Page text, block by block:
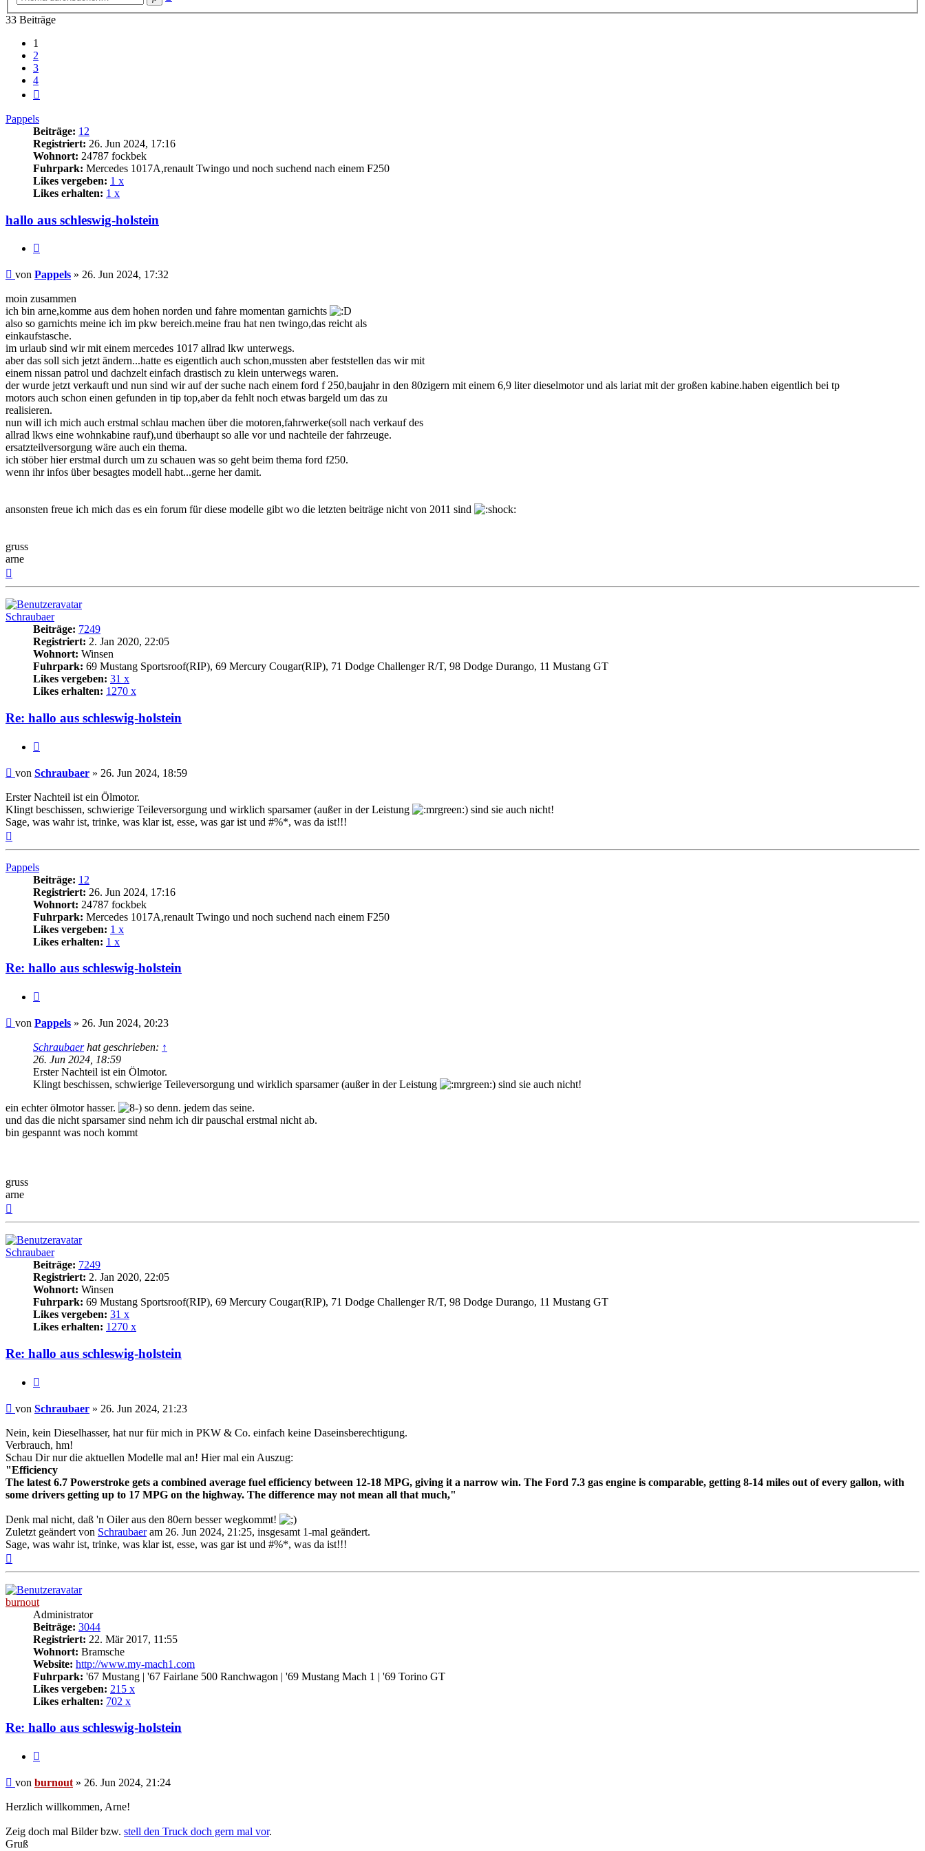
33 Beiträge
1
2
3
4
Pappels
Beiträge: 12
Registriert: 26. Jun 2024, 17:16
Wohnort: 24787 fockbek
Fuhrpark: Mercedes 1017A,renault Twingo und noch suchend nach einem F250
Likes vergeben: 1 x
Likes erhalten: 1 x
hallo aus schleswig-holstein
Beitrag
von Pappels » 26. Jun 2024, 17:32
moin zusammen
ich bin arne,komme aus dem hohen norden und fahre momentan garnichts
also so garnichts meine ich im pkw bereich.meine frau hat nen twingo,das reicht als
einkaufstasche.
im urlaub sind wir mit einem mercedes 1017 allrad lkw unterwegs.
aber das soll sich jetzt ändern...hatte es eigentlich auch schon,mussten aber feststellen das wir mit
einem nissan patrol und dachzelt einfach drastisch zu klein unterwegs waren.
der wurde jetzt verkauft und nun sind wir auf der suche nach einem ford f 250,baujahr in den 80zigern mit einem 6,9 liter dieselmotor und als lariat mit der großen kabine.haben eigentlich bei tp
motors auch schon einen gefunden in tip top,aber da fehlt noch etwas bargeld um das zu
realisieren.
nun will ich mich auch erstmal schlau machen über die motoren,fahrwerke(soll nach verkauf des
allrad lkws eine wohnkabine rauf),und überhaupt so alle vor und nachteile der fahrzeuge.
ersatzteilversorgung wäre auch ein thema.
ich stöber hier erstmal durch um zu schauen was so geht beim thema ford f250.
wenn ihr infos über besagtes modell habt...gerne her damit.
ansonsten freue ich mich das es ein forum für diese modelle gibt wo die letzten beiträge nicht von 2011 sind
gruss
arne
Schraubaer
Beiträge: 7249
Registriert: 2. Jan 2020, 22:05
Wohnort: Winsen
Fuhrpark: 69 Mustang Sportsroof(RIP), 69 Mercury Cougar(RIP), 71 Dodge Challenger R/T, 98 Dodge Durango, 11 Mustang GT
Likes vergeben: 31 x
Likes erhalten: 1270 x
Re: hallo aus schleswig-holstein
Beitrag
von Schraubaer » 26. Jun 2024, 18:59
Erster Nachteil ist ein Ölmotor.
Klingt beschissen, schwierige Teileversorgung und wirklich sparsamer (außer in der Leistung
) sind sie auch nicht!
Sage, was wahr ist, trinke, was klar ist, esse, was gar ist und #%*, was da ist!!!
Pappels
Beiträge: 12
Registriert: 26. Jun 2024, 17:16
Wohnort: 24787 fockbek
Fuhrpark: Mercedes 1017A,renault Twingo und noch suchend nach einem F250
Likes vergeben: 1 x
Likes erhalten: 1 x
Re: hallo aus schleswig-holstein
Beitrag
von Pappels » 26. Jun 2024, 20:23
Schraubaerhat geschrieben: ↑
26. Jun 2024, 18:59
Erster Nachteil ist ein Ölmotor.
Klingt beschissen, schwierige Teileversorgung und wirklich sparsamer (außer in der Leistung
) sind sie auch nicht!
ein echter ölmotor hasser.
so denn. jedem das seine.
und das die nicht sparsamer sind nehm ich dir pauschal erstmal nicht ab.
bin gespannt was noch kommt
gruss
arne
Schraubaer
Beiträge: 7249
Registriert: 2. Jan 2020, 22:05
Wohnort: Winsen
Fuhrpark: 69 Mustang Sportsroof(RIP), 69 Mercury Cougar(RIP), 71 Dodge Challenger R/T, 98 Dodge Durango, 11 Mustang GT
Likes vergeben: 31 x
Likes erhalten: 1270 x
Re: hallo aus schleswig-holstein
Beitrag
von Schraubaer » 26. Jun 2024, 21:23
Nein, kein Dieselhasser, hat nur für mich in PKW & Co. einfach keine Daseinsberechtigung.
Verbrauch, hm!
Schau Dir nur die aktuellen Modelle mal an! Hier mal ein Auszug:
"Efficiency
The latest 6.7 Powerstroke gets a combined average fuel efficiency between 12-18 MPG, giving it a narrow win. The Ford 7.3 gas engine is comparable, getting 8-14 miles out of every gallon, with
some drivers getting up to 17 MPG on the highway. The difference may not mean all that much,"
Denk mal nicht, daß 'n Oiler aus den 80ern besser wegkommt!
Zuletzt geändert von Schraubaeram 26. Jun 2024, 21:25, insgesamt 1-mal geändert.
Sage, was wahr ist, trinke, was klar ist, esse, was gar ist und #%*, was da ist!!!
burnout
Administrator
Beiträge: 3044
Registriert: 22. Mär 2017, 11:55
Wohnort: Bramsche
Website: http://www.my-mach1.com
Fuhrpark: '67 Mustang | '67 Fairlane 500 Ranchwagon | '69 Mustang Mach 1 | '69 Torino GT
Likes vergeben: 215 x
Likes erhalten: 702 x
Re: hallo aus schleswig-holstein
Beitrag
von burnout » 26. Jun 2024, 21:24
Herzlich willkommen, Arne!
Zeig doch mal Bilder bzw. stell den Truck doch gern mal vor.
Gruß